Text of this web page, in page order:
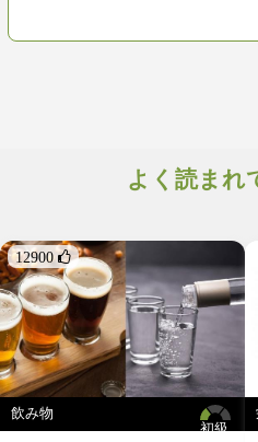
よく読まれ
12900 
初級
飲み物